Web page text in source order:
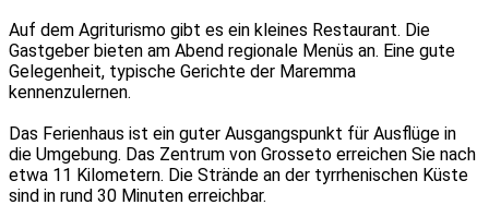
Auf dem Agriturismo gibt es ein kleines Restaurant. Die
Gastgeber bieten am Abend regionale Menüs an. Eine gute
Gelegenheit, typische Gerichte der Maremma
kennenzulernen.
Das Ferienhaus ist ein guter Ausgangspunkt für Ausflüge in
die Umgebung. Das Zentrum von Grosseto erreichen Sie nach
etwa 11 Kilometern. Die Strände an der tyrrhenischen Küste
sind in rund 30 Minuten erreichbar.